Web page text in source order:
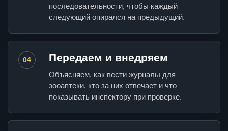
последовательности, чтобы каждый
следующий опирался на предыдущий.
04 Передаем и внедряем
Объясняем, как вести журналы для
зооаптеки, кто за них отвечает и что
показывать инспектору при проверке.